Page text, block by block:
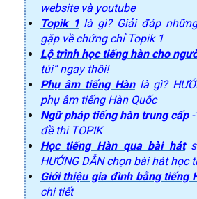
website và youtube
Topik 1là gì? Giải đáp
gặp về chứng chỉ Topik 1
Lộ trình học tiếng hàn cho
túi” ngay thôi!
Phụ âm tiếng Hànlà gì?
phụ âm tiếng Hàn Quốc
Ngữ pháp tiếng hàn trung cấp-
đề thi TOPIK
Học tiếng Hàn qua bài hát
HƯỚNG DẪN chọn bài hát học
Giới thiệu gia đình bằng tiếng
chi tiết